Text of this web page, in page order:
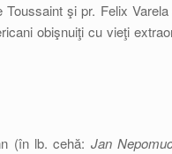
Toussaint şi pr. Felix
obişnuiţi cu vieţi
(în lb. cehă: Jan